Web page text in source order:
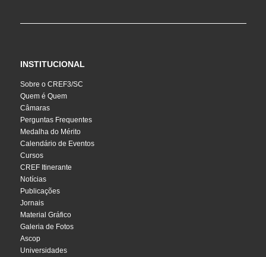
INSTITUCIONAL
Sobre o CREF3/SC
Quem é Quem
Câmaras
Perguntas Frequentes
Medalha do Mérito
Calendário de Eventos
Cursos
CREF Itinerante
Notícias
Publicações
Jornais
Material Gráfico
Galeria de Fotos
Ascop
Universidades